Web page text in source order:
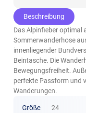
Beschreibung
Das Alpinfieber optimal
Sommerwanderhose
innenliegender
Beintasche. Die
Bewegungsfreiheit.
perfekte Passform und
Wanderungen.
Größe 24